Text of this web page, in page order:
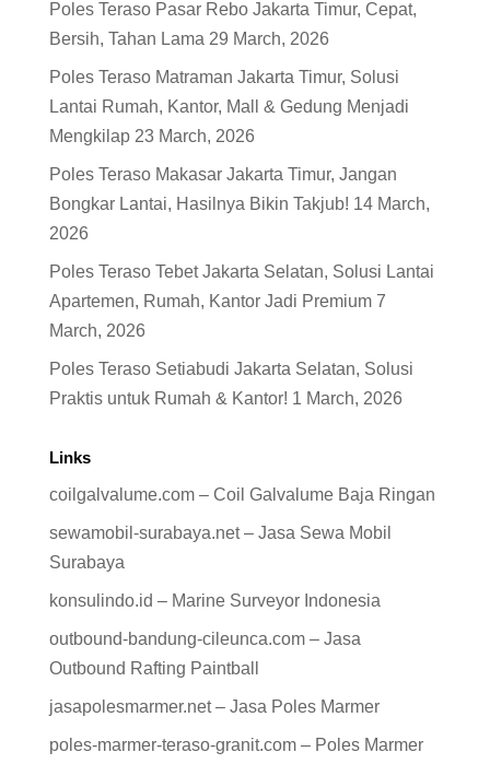
Poles Teraso Pasar Rebo Jakarta Timur, Cepat,
Bersih, Tahan Lama 29 March, 2026
Poles Teraso Matraman Jakarta Timur, Solusi
Lantai Rumah, Kantor, Mall & Gedung Menjadi
Mengkilap 23 March, 2026
Poles Teraso Makasar Jakarta Timur, Jangan
Bongkar Lantai, Hasilnya Bikin Takjub! 14 March,
2026
Poles Teraso Tebet Jakarta Selatan, Solusi Lantai
Apartemen, Rumah, Kantor Jadi Premium 7
March, 2026
Poles Teraso Setiabudi Jakarta Selatan, Solusi
Praktis untuk Rumah & Kantor! 1 March, 2026
Links
coilgalvalume.com – Coil Galvalume Baja Ringan
sewamobil-surabaya.net – Jasa Sewa Mobil
Surabaya
konsulindo.id – Marine Surveyor Indonesia
outbound-bandung-cileunca.com – Jasa
Outbound Rafting Paintball
jasapolesmarmer.net – Jasa Poles Marmer
poles-marmer-teraso-granit.com – Poles Marmer